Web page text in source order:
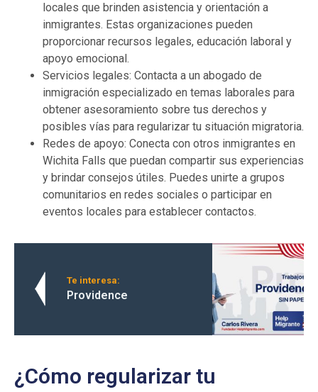
locales que brinden asistencia y orientación a
inmigrantes. Estas organizaciones pueden
proporcionar recursos legales, educación laboral y
apoyo emocional.
Servicios legales: Contacta a un abogado de
inmigración especializado en temas laborales para
obtener asesoramiento sobre tus derechos y
posibles vías para regularizar tu situación migratoria.
Redes de apoyo: Conecta con otros inmigrantes en
Wichita Falls que puedan compartir sus experiencias
y brindar consejos útiles. Puedes unirte a grupos
comunitarios en redes sociales o participar en
eventos locales para establecer contactos.
Te interesa:
Providence
¿Cómo regularizar tu